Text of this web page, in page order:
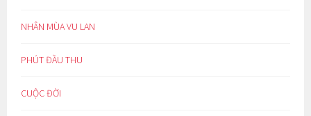
NHÂN MÙA VU LAN
PHÚT ĐẦU THU
CUỘC ĐỜI